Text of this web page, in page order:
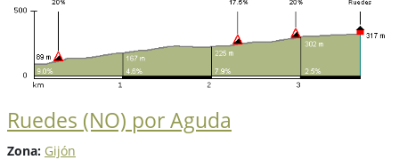
Ruedes (NO) por Aguda
Zona: Gijón